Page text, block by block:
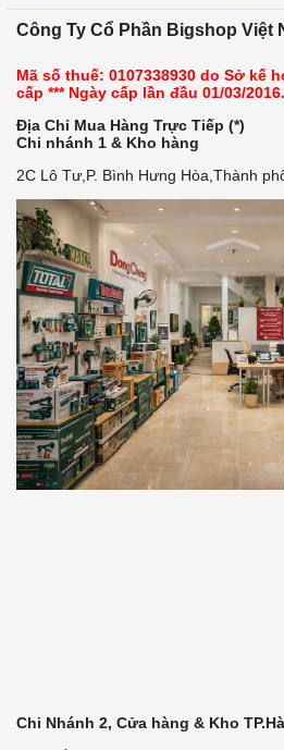
Công Ty Cổ Phần Bigshop Việt
Mã số thuế: 0107338930 do Sở kế
cấp *** Ngày cấp lần đầu 01/03/2016.
Địa Chỉ Mua Hàng Trực Tiếp (*)
Chi nhánh 1 & Kho hàng
2C Lô Tư,P. Bình Hưng Hòa,Thành
Chi Nhánh 2, Cửa hàng & Kho